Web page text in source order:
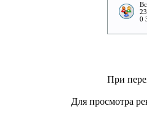
0
При
Для просмотра